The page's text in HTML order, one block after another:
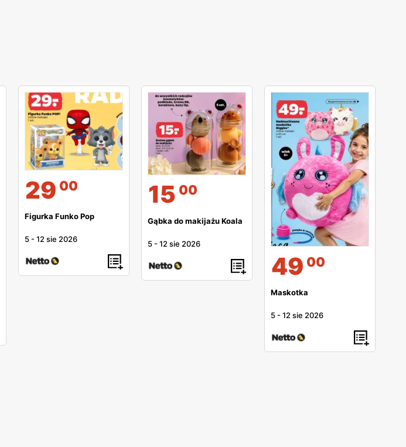
29 00
Figurka Funko Pop
5 -12 sie 2026
15 00
Gąbka do makijażu Koala
5 -12 sie 2026
49 00
Maskotka
5 -12 sie 2026